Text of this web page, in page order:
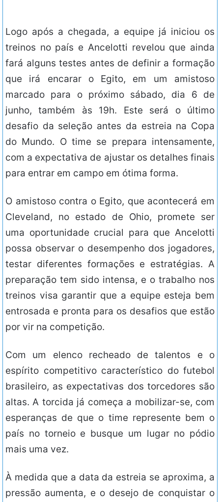
Logo após a chegada, a equipe já iniciou os
treinos no país e Ancelotti revelou que ainda
fará alguns testes antes de definir a formação
que irá encarar o Egito, em um amistoso
marcado para o próximo sábado, dia 6 de
junho, também às 19h. Este será o último
desafio da seleção antes da estreia na Copa
do Mundo. O time se prepara intensamente,
com a expectativa de ajustar os detalhes finais
para entrar em campo em ótima forma.
O amistoso contra o Egito, que acontecerá em
Cleveland, no estado de Ohio, promete ser
uma oportunidade crucial para que Ancelotti
possa observar o desempenho dos jogadores,
testar diferentes formações e estratégias. A
preparação tem sido intensa, e o trabalho nos
treinos visa garantir que a equipe esteja bem
entrosada e pronta para os desafios que estão
por vir na competição.
Com um elenco recheado de talentos e o
espírito competitivo característico do futebol
brasileiro, as expectativas dos torcedores são
altas. A torcida já começa a mobilizar-se, com
esperanças de que o time represente bem o
país no torneio e busque um lugar no pódio
mais uma vez.
À medida que a data da estreia se aproxima, a
pressão aumenta, e o desejo de conquistar o